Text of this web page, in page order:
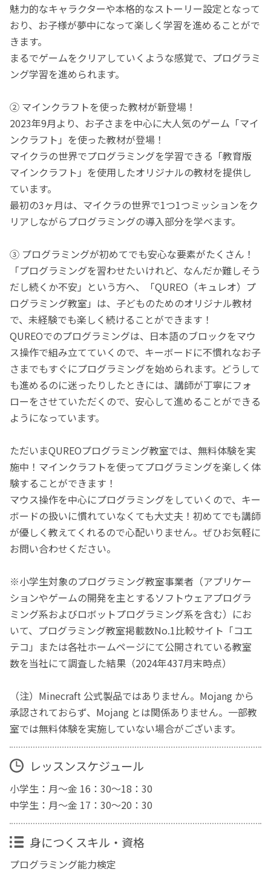
魅力的なキャラクターや本格的なストーリー設定となって
おり、お子様が夢中になって楽しく学習を進めることがで
きます。
まるでゲームをクリアしていくような感覚で、プログラミ
ング学習を進められます。
② マインクラフトを使った教材が新登場！
2023年9月より、お子さまを中心に大人気のゲーム「マイ
ンクラフト」を使った教材が登場！
マイクラの世界でプログラミングを学習できる「教育版
マインクラフト」を使用したオリジナルの教材を提供し
ています。
最初の3ヶ月は、マイクラの世界で1つ1つミッションをク
リアしながらプログラミングの導入部分を学べます。
③ プログラミングが初めてでも安心な要素がたくさん！
「プログラミングを習わせたいけれど、なんだか難しそう
だし続くか不安」という方へ、「QUREO（キュレオ）プ
ログラミング教室」は、子どものためのオリジナル教材
で、未経験でも楽しく続けることができます！
QUREOでのプログラミングは、日本語のブロックをマウ
ス操作で組み立てていくので、キーボードに不慣れなお子
さまでもすぐにプログラミングを始められます。どうして
も進めるのに迷ったりしたときには、講師が丁寧にフォ
ローをさせていただくので、安心して進めることができる
ようになっています。
ただいまQUREOプログラミング教室では、無料体験を実
施中！マインクラフトを使ってプログラミングを楽しく体
験することができます！
マウス操作を中心にプログラミングをしていくので、キー
ボードの扱いに慣れていなくても大丈夫！初めてでも講師
が優しく教えてくれるので心配いりません。ぜひお気軽に
お問い合わせください。
※小学生対象のプログラミング教室事業者（アプリケー
ションやゲームの開発を主とするソフトウェアプログラ
ミング系およびロボットプログラミング系を含む）にお
いて、プログラミング教室掲載数No.1比較サイト「コエ
テコ」または各社ホームページにて公開されている教室
数を当社にて調査した結果（2024年437月末時点）
（注）Minecraft 公式製品ではありません。Mojang から
承認されておらず、Mojang とは関係ありません。一部教
室では無料体験を実施していない場合がございます。
レッスンスケジュール
小学生：月～金 16：30～18：30
中学生：月～金 17：30～20：30
身につくスキル・資格
プログラミング能力検定